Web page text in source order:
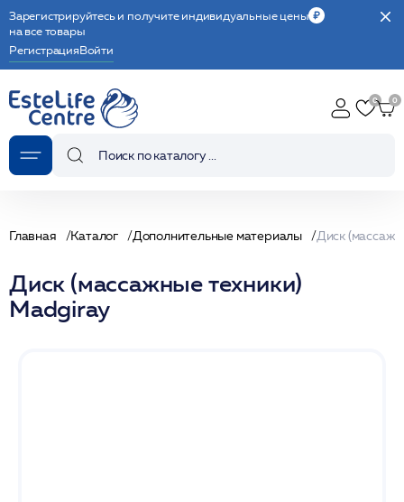
Зарегистрируйтесь и получите индивидуальные цены
на все товары
РегистрацияВойти
Главная Каталог Дополнительные материалы Диск
Диск (массажные техники)
Madgiray